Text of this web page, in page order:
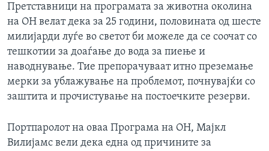
Претставници на програмата за животна околина
на ОН велат дека за 25 години, половината од шесте
милијарди луѓе во светот би можеле да се соочат со
тешкотии за доаѓање до вода за пиење и
наводнување. Тие препорачуваат итно преземање
мерки за ублажување на проблемот, почнувајќи со
заштита и прочистување на постоечките резерви.
Портпаролот на оваа Програма на ОН, Мајкл
Вилијамс вели дека една од причините за